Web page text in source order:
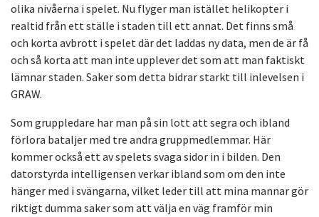
olika nivåerna i spelet. Nu flyger man istället helikopter i
realtid från ett ställe i staden till ett annat. Det finns små
och korta avbrott i spelet där det laddas ny data, men de är få
och så korta att man inte upplever det som att man faktiskt
lämnar staden. Saker som detta bidrar starkt till inlevelsen i
GRAW.
Som gruppledare har man på sin lott att segra och ibland
förlora bataljer med tre andra gruppmedlemmar. Här
kommer också ett av spelets svaga sidor in i bilden. Den
datorstyrda intelligensen verkar ibland som om den inte
hänger med i svängarna, vilket leder till att mina mannar gör
riktigt dumma saker som att välja en väg framför min